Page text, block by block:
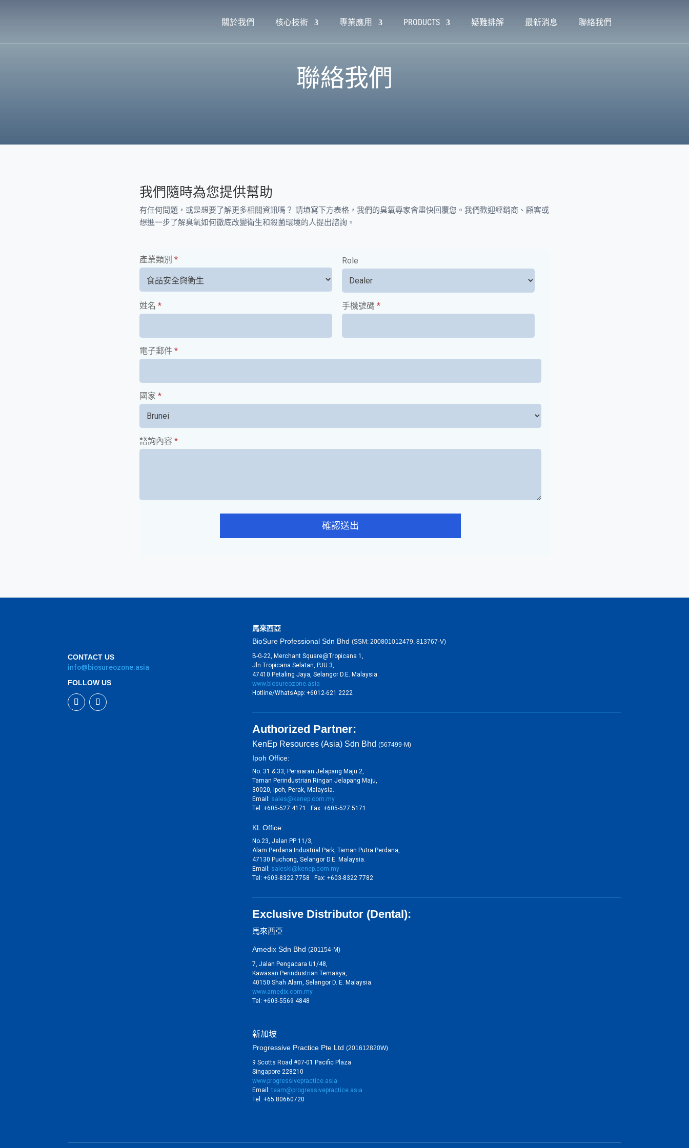
聯絡我們
關於我們 核心技術 專業應用 PRODUCTS 疑難排解 最新消息 聯絡我們
我們隨時為您提供幫助
有任何問題，或是想要了解更多相關資訊嗎？ 請填寫下方表格，我們的臭氧專家會盡快回覆您。我們歡迎經銷商、顧客或
想進一步了解臭氧如何徹底改變衛生和殺菌環境的人提出諮詢。
產業類別 * Role
姓名 * 手機號碼 *
電子郵件 *
國家 *
諮詢內容 *
確認送出
CONTACT US
info@biosureozone.asia
FOLLOW US
馬來西亞
BioSure Professional Sdn Bhd (SSM: 200801012479, 813767-V)
B-G-22, Merchant Square@Tropicana 1,
Jln Tropicana Selatan, PJU 3,
47410 Petaling Jaya, Selangor D.E. Malaysia.
www.biosureozone.asia
Hotline/WhatsApp: +6012-621 2222
Authorized Partner:
KenEp Resources (Asia) Sdn Bhd (567499-M)
Ipoh Office:
No. 31 & 33, Persiaran Jelapang Maju 2,
Taman Perindustrian Ringan Jelapang Maju,
30020, Ipoh, Perak, Malaysia.
Email: sales@kenep.com.my
Tel: +605-527 4171 Fax: +605-527 5171
KL Office:
No.23, Jalan PP 11/3,
Alam Perdana Industrial Park, Taman Putra Perdana,
47130 Puchong, Selangor D.E. Malaysia.
Email: saleskl@kenep.com.my
Tel: +603-8322 7758 Fax: +603-8322 7782
Exclusive Distributor (Dental):
馬來西亞
Amedix Sdn Bhd (201154-M)
7, Jalan Pengacara U1/48,
Kawasan Perindustrian Temasya,
40150 Shah Alam, Selangor D. E. Malaysia.
www.amedix.com.my
Tel: +603-5569 4848
新加坡
Progressive Practice Pte Ltd (201612820W)
9 Scotts Road #07-01 Pacific Plaza
Singapore 228210
www.progressivepractice.asia
Email:team@progressivepractice.asia
Tel: +65 80660720